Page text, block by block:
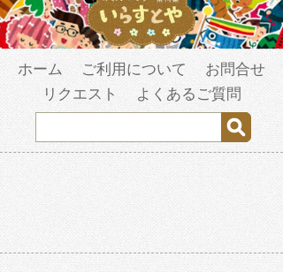
ホーム ご利用について
お問合せ
リクエスト
よくあるご質問